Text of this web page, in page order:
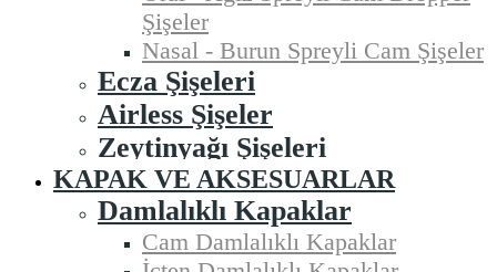
Şişeler
Nasal - Burun Spreyli Cam Şişeler
Ecza Şişeleri
Airless Şişeler
Zeytinyağı Şişeleri
KAPAK VE AKSESUARLAR
Damlalıklı Kapaklar
Cam Damlalıklı Kapaklar